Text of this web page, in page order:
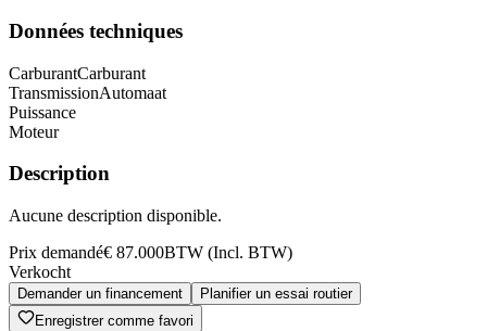
Données techniques
CarburantCarburant
TransmissionAutomaat
Puissance
Moteur
Description
Aucune description disponible.
Prix demandé€ 87.000BTW (Incl. BTW)
Verkocht
Demander un financement
Planifier un essai routier
Enregistrer comme favori